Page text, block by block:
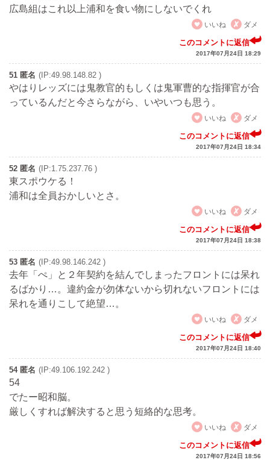
広島組はこれ以上浦和を食い物にしないでくれ
いいね
ダメ
このコメントに返信
2017年07月24日 18:29
51 匿名 (IP:49.98.148.82 )
やはりレッズには鬼教官的もしくは鬼軍曹的な指揮官が合
っているんだと今さらながら、いやいつも思う。
いいね
ダメ
このコメントに返信
2017年07月24日 18:34
52 匿名 (IP:1.75.237.76 )
東スポウケる！
浦和は全員おかしいとさ。
いいね
ダメ
このコメントに返信
2017年07月24日 18:38
53 匿名 (IP:49.98.146.242 )
去年「ぺ」と２年契約を結んでしまったフロントには呆れ
るばかり…。違約金が勿体ないから切れないフロントには
呆れを通りこして絶望…。
いいね
ダメ
このコメントに返信
2017年07月24日 18:40
54 匿名 (IP:49.106.192.242 )
54
でたー昭和脳。
厳しくすれば解決すると思う短絡的な思考。
いいね
ダメ
このコメントに返信
2017年07月24日 18:56